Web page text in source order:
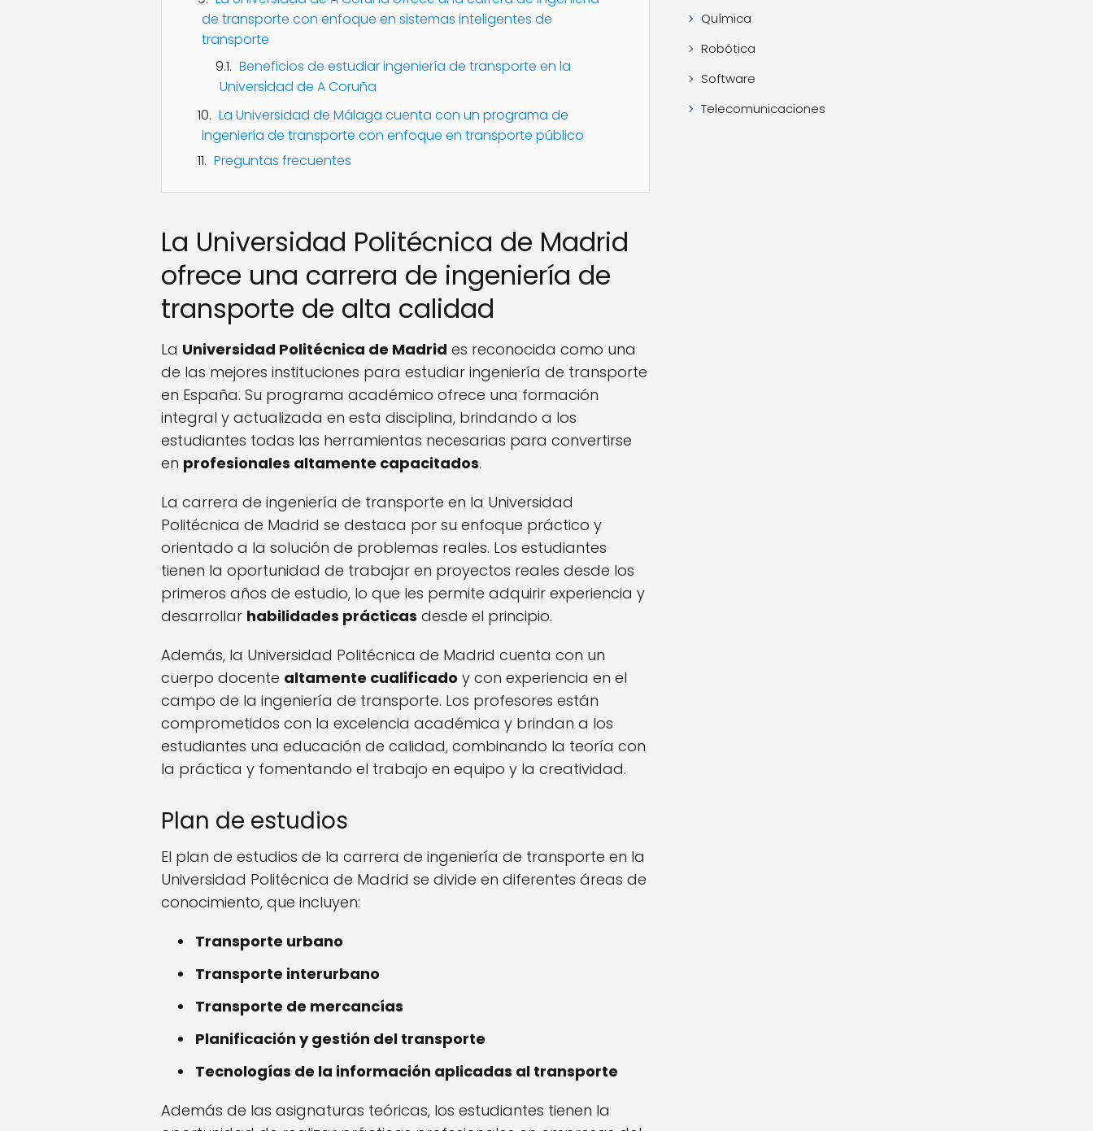
de transporte con enfoque en sistemas inteligentes de
transporte
Beneficios de estudiar ingeniería de transporte en la
Universidad de A Coruña
La Universidad de Málaga cuenta con un programa de
ingeniería de transporte con enfoque en transporte público
Preguntas frecuentes
La Universidad Politécnica de Madrid
ofrece una carrera de ingeniería de
transporte de alta calidad
La Universidad Politécnica de Madrid es reconocida como una
de las mejores instituciones para estudiar ingeniería de transporte
en España. Su programa académico ofrece una formación
integral y actualizada en esta disciplina, brindando a los
estudiantes todas las herramientas necesarias para convertirse
en profesionales altamente capacitados.
La carrera de ingeniería de transporte en la Universidad
Politécnica de Madrid se destaca por su enfoque práctico y
orientado a la solución de problemas reales. Los estudiantes
tienen la oportunidad de trabajar en proyectos reales desde los
primeros años de estudio, lo que les permite adquirir experiencia y
desarrollar habilidades prácticas desde el principio.
Además, la Universidad Politécnica de Madrid cuenta con un
cuerpo docente altamente cualificado y con experiencia en el
campo de la ingeniería de transporte. Los profesores están
comprometidos con la excelencia académica y brindan a los
estudiantes una educación de calidad, combinando la teoría con
la práctica y fomentando el trabajo en equipo y la creatividad.
Plan de estudios
El plan de estudios de la carrera de ingeniería de transporte en la
Universidad Politécnica de Madrid se divide en diferentes áreas de
conocimiento, que incluyen:
Transporte urbano
Transporte interurbano
Transporte de mercancías
Planificación y gestión del transporte
Tecnologías de la información aplicadas al transporte
Además de las asignaturas teóricas, los estudiantes tienen la
Química
Robótica
Software
Telecomunicaciones